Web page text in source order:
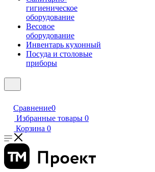
гигиеническое
оборудование
Весовое
оборудование
Инвентарь кухонный
Посуда и столовые
приборы
Сравнение0
Избранные товары 0
Корзина 0